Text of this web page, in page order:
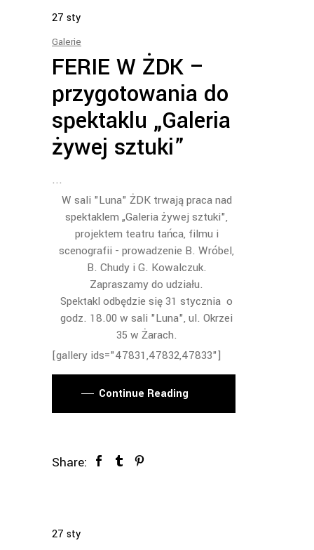
27 sty
Galerie
FERIE W ŻDK –
przygotowania do
spektaklu „Galeria
żywej sztuki”
W sali "Luna" ŻDK trwają praca nad
spektaklem „Galeria żywej sztuki",
projektem teatru tańca, filmu i
scenografii - prowadzenie B. Wróbel,
B. Chudy i G. Kowalczuk.
Zapraszamy do udziału.
Spektakl odbędzie się 31 stycznia o
godz. 18.00 w sali "Luna", ul. Okrzei
35 w Żarach.
[gallery ids="47831,47832,47833"]
Continue Reading
Share:
27 sty